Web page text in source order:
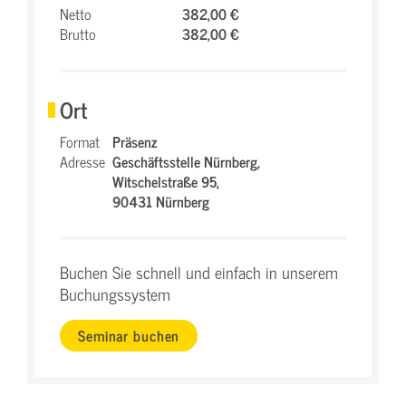
Netto
382,00 €
Brutto
382,00 €
Ort
Format Präsenz
Adresse Geschäftsstelle Nürnberg,
Witschelstraße 95,
90431 Nürnberg
Buchen Sie schnell und einfach in unserem
Buchungssystem
Seminar buchen